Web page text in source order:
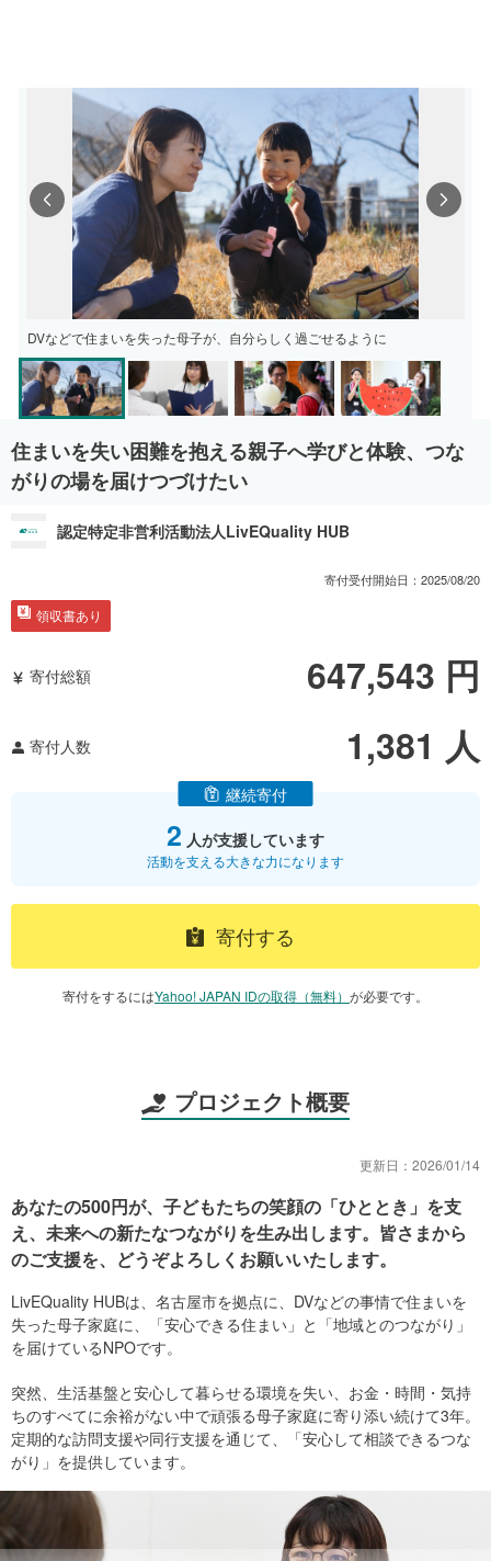
DVなどで住まいを失った母子が、自分らしく過ごせるように
Previous
住まいを失い困難を抱える親子へ学びと体験、つな
がりの場を届けつづけたい
認定特定非営利活動法人LivEQuality HUB
寄付受付開始日： 2025/08/20
領収書あり
寄付総額 647,543 円
寄付人数 1,381 人
継続寄付
2 人が支援しています
活動を支える大きな力になります
寄付する
寄付をするにはYahoo! JAPAN IDの取得（無料） が必要です。
プロジェクト概要
更新日： 2026/01/14
あなたの500円が、子どもたちの笑顔の「ひととき」を支
え、未来への新たなつながりを生み出します。皆さまから
のご支援を、どうぞよろしくお願いいたします。
LivEQuality HUBは、名古屋市を拠点に、DVなどの事情で住まいを
失った母子家庭に、「安心できる住まい」と「地域とのつながり」
を届けているNPOです。
突然、生活基盤と安心して暮らせる環境を失い、お金・時間・気持
ちのすべてに余裕がない中で頑張る母子家庭に寄り添い続けて3年。
定期的な訪問支援や同行支援を通じて、「安心して相談できるつな
がり」を提供しています。